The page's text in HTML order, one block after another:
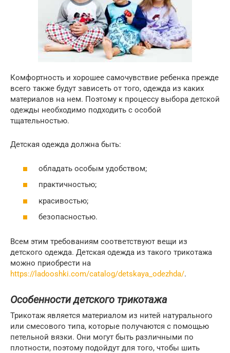
Комфортность и хорошее самочувствие ребенка прежде
всего также будут зависеть от того, одежда из каких
материалов на нем. Поэтому к процессу выбора детской
одежды необходимо подходить с особой
тщательностью.
Детская одежда должна быть:
обладать особым удобством;
практичностью;
красивостью;
безопасностью.
Всем этим требованиям соответствуют вещи из
детского одежда. Детская одежда из такого трикотажа
можно приобрести на
https://ladooshki.com/catalog/detskaya_odezhda/.
Особенности детского трикотажа
Трикотаж является материалом из нитей натурального
или смесового типа, которые получаются с помощью
петельной вязки. Они могут быть различными по
плотности, поэтому подойдут для того, чтобы шить